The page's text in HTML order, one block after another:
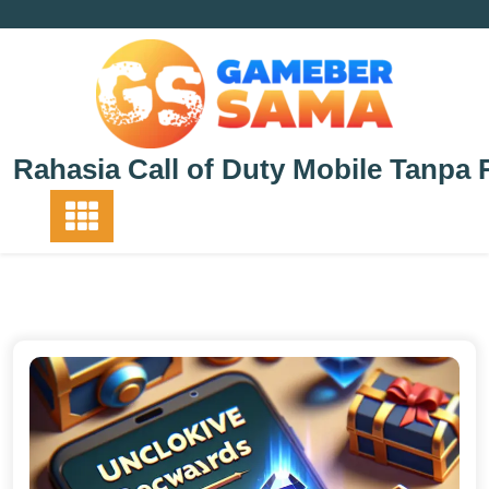
Rahasia Call of Duty Mobile Tanpa